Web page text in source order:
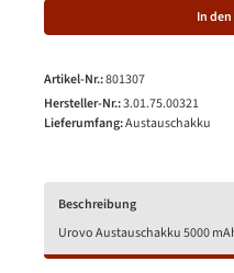
In
Artikel-Nr.:801307
Hersteller-Nr.:3.01.75.00321
Lieferumfang:Austauschakku
Beschreibung
Urovo Austauschakku 5000